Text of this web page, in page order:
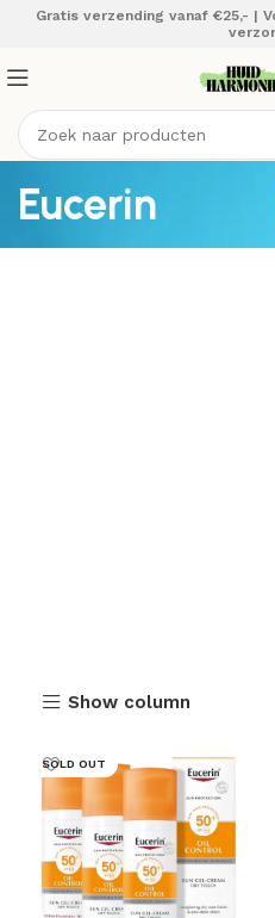
Gratis verzending vanaf €25,- |
Eucerin
Show column
SOLD OUT